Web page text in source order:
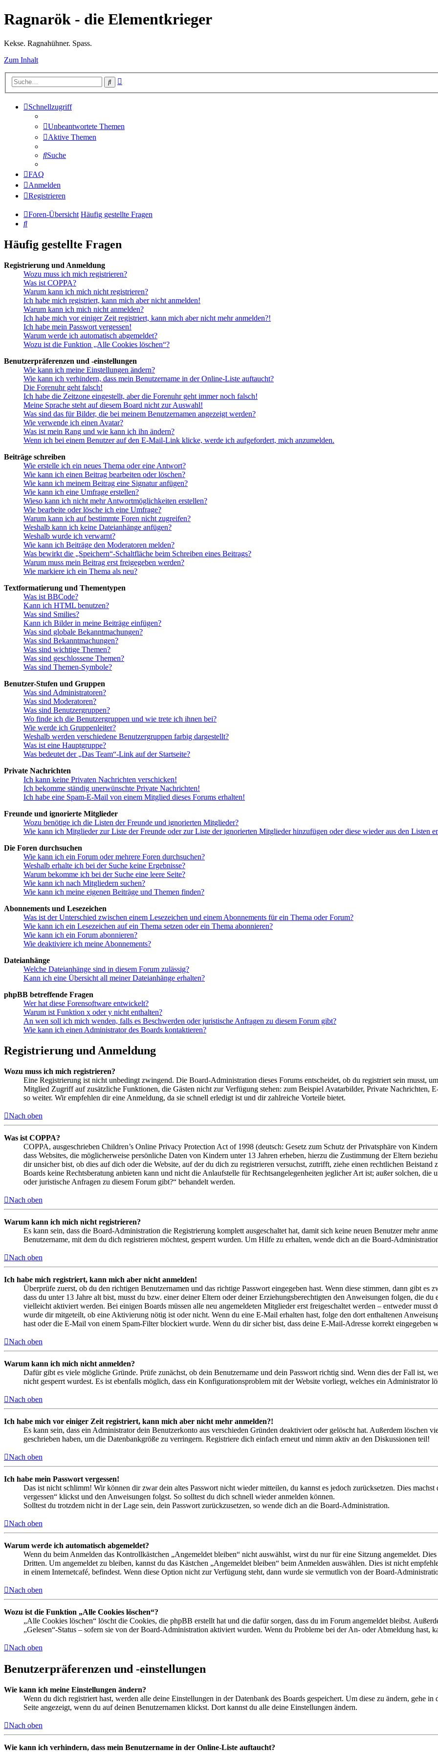
Ragnarök - die Elementkrieger
Kekse. Ragnahühner. Spass.
Zum Inhalt
Suche
Schnellzugriff
Unbeantwortete Themen
Aktive Themen
Suche
FAQ
Anmelden
Registrieren
Foren-Übersicht Häufig gestellte Fragen
Suche
Häufig gestellte Fragen
Registrierung und Anmeldung
Wozu muss ich mich registrieren?
Was ist COPPA?
Warum kann ich mich nicht registrieren?
Ich habe mich registriert, kann mich aber nicht anmelden!
Warum kann ich mich nicht anmelden?
Ich habe mich vor einiger Zeit registriert, kann mich aber nicht mehr anmelden?!
Ich habe mein Passwort vergessen!
Warum werde ich automatisch abgemeldet?
Wozu ist die Funktion „Alle Cookies löschen“?
Benutzerpräferenzen und -einstellungen
Wie kann ich meine Einstellungen ändern?
Wie kann ich verhindern, dass mein Benutzername in der Online-Liste auftaucht?
Die Forenuhr geht falsch!
Ich habe die Zeitzone eingestellt, aber die Forenuhr geht immer noch falsch!
Meine Sprache steht auf diesem Board nicht zur Auswahl!
Was sind das für Bilder, die bei meinem Benutzernamen angezeigt werden?
Wie verwende ich einen Avatar?
Was ist mein Rang und wie kann ich ihn ändern?
Wenn ich bei einem Benutzer auf den E-Mail-Link klicke, werde ich aufgefordert, mich anzumelden.
Beiträge schreiben
Wie erstelle ich ein neues Thema oder eine Antwort?
Wie kann ich einen Beitrag bearbeiten oder löschen?
Wie kann ich meinem Beitrag eine Signatur anfügen?
Wie kann ich eine Umfrage erstellen?
Wieso kann ich nicht mehr Antwortmöglichkeiten erstellen?
Wie bearbeite oder lösche ich eine Umfrage?
Warum kann ich auf bestimmte Foren nicht zugreifen?
Weshalb kann ich keine Dateianhänge anfügen?
Weshalb wurde ich verwarnt?
Wie kann ich Beiträge den Moderatoren melden?
Was bewirkt die „Speichern“-Schaltfläche beim Schreiben eines Beitrags?
Warum muss mein Beitrag erst freigegeben werden?
Wie markiere ich ein Thema als neu?
Textformatierung und Thementypen
Was ist BBCode?
Kann ich HTML benutzen?
Was sind Smilies?
Kann ich Bilder in meine Beiträge einfügen?
Was sind globale Bekanntmachungen?
Was sind Bekanntmachungen?
Was sind wichtige Themen?
Was sind geschlossene Themen?
Was sind Themen-Symbole?
Benutzer-Stufen und Gruppen
Was sind Administratoren?
Was sind Moderatoren?
Was sind Benutzergruppen?
Wo finde ich die Benutzergruppen und wie trete ich ihnen bei?
Wie werde ich Gruppenleiter?
Weshalb werden verschiedene Benutzergruppen farbig dargestellt?
Was ist eine Hauptgruppe?
Was bedeutet der „Das Team“-Link auf der Startseite?
Private Nachrichten
Ich kann keine Privaten Nachrichten verschicken!
Ich bekomme ständig unerwünschte Private Nachrichten!
Ich habe eine Spam-E-Mail von einem Mitglied dieses Forums erhalten!
Freunde und ignorierte Mitglieder
Wozu benötige ich die Listen der Freunde und ignorierten Mitglieder?
Wie kann ich Mitglieder zur Liste der Freunde oder zur Liste der ignorierten Mitglieder hinzufügen oder diese wieder aus den Listen
Die Foren durchsuchen
Wie kann ich ein Forum oder mehrere Foren durchsuchen?
Weshalb erhalte ich bei der Suche keine Ergebnisse?
Warum bekomme ich bei der Suche eine leere Seite?
Wie kann ich nach Mitgliedern suchen?
Wie kann ich meine eigenen Beiträge und Themen finden?
Abonnements und Lesezeichen
Was ist der Unterschied zwischen einem Lesezeichen und einem Abonnements für ein Thema oder Forum?
Wie kann ich ein Lesezeichen auf ein Thema setzen oder ein Thema abonnieren?
Wie kann ich ein Forum abonnieren?
Wie deaktiviere ich meine Abonnements?
Dateianhänge
Welche Dateianhänge sind in diesem Forum zulässig?
Kann ich eine Übersicht all meiner Dateianhänge erhalten?
phpBB betreffende Fragen
Wer hat diese Forensoftware entwickelt?
Warum ist Funktion x oder y nicht enthalten?
An wen soll ich mich wenden, falls es Beschwerden oder juristische Anfragen zu diesem Forum gibt?
Wie kann ich einen Administrator des Boards kontaktieren?
Registrierung und Anmeldung
Wozu muss ich mich registrieren?
Eine Registrierung ist nicht unbedingt zwingend. Die Board-Administration dieses Forums entscheidet, ob du registriert sein musst,
Mitglied Zugriff auf zusätzliche Funktionen, die Gästen nicht zur Verfügung stehen: zum Beispiel Avatarbilder, Private Nachrichten,
so weiter. Wir empfehlen dir eine Anmeldung, da sie schnell erledigt ist und dir zahlreiche Vorteile bietet.
Nach oben
Was ist COPPA?
COPPA, ausgeschrieben Children’s Online Privacy Protection Act of 1998 (deutsch: Gesetz zum Schutz der Privatsphäre von
dass Websites, die möglicherweise persönliche Daten von Kindern unter 13 Jahren erheben, hierzu die Zustimmung der Eltern
dir unsicher bist, ob dies auf dich oder die Website, auf der du dich zu registrieren versuchst, zutrifft, ziehe einen rechtlichen
Boards keine Rechtsberatung anbieten kann und nicht die Anlaufstelle für Rechtsangelegenheiten jeglicher Art ist; außer solchen,
oder juristische Anfragen zu diesem Forum gibt?“ behandelt werden.
Nach oben
Warum kann ich mich nicht registrieren?
Es kann sein, dass die Board-Administration die Registrierung komplett ausgeschaltet hat, damit sich keine neuen Benutzer mehr
Benutzername, mit dem du dich registrieren möchtest, gesperrt wurden. Um Hilfe zu erhalten, wende dich an die Board-
Nach oben
Ich habe mich registriert, kann mich aber nicht anmelden!
Überprüfe zuerst, ob du den richtigen Benutzernamen und das richtige Passwort eingegeben hast. Wenn diese stimmen, dann gibt es
dass du unter 13 Jahre alt bist, musst du bzw. einer deiner Eltern oder deiner Erziehungsberechtigten den Anweisungen folgen, die
vielleicht aktiviert werden. Bei einigen Boards müssen alle neu angemeldeten Mitglieder erst freigeschaltet werden – entweder musst
wurde dir mitgeteilt, ob eine Aktivierung nötig ist oder nicht. Wenn du eine E-Mail erhalten hast, folge den dort enthaltenen
hast oder die E-Mail von einem Spam-Filter blockiert wurde. Wenn du dir sicher bist, dass deine E-Mail-Adresse korrekt eingegeben
Nach oben
Warum kann ich mich nicht anmelden?
Dafür gibt es viele mögliche Gründe. Prüfe zunächst, ob dein Benutzername und dein Passwort richtig sind. Wenn dies der Fall ist,
nicht gesperrt wurdest. Es ist ebenfalls möglich, dass ein Konfigurationsproblem mit der Website vorliegt, welches ein Administrator
Nach oben
Ich habe mich vor einiger Zeit registriert, kann mich aber nicht mehr anmelden?!
Es kann sein, dass ein Administrator dein Benutzerkonto aus verschieden Gründen deaktiviert oder gelöscht hat. Außerdem löschen
geschrieben haben, um die Datenbankgröße zu verringern. Registriere dich einfach erneut und nimm aktiv an den Diskussionen teil!
Nach oben
Ich habe mein Passwort vergessen!
Das ist nicht schlimm! Wir können dir zwar dein altes Passwort nicht wieder mitteilen, du kannst es jedoch zurücksetzen. Dies
vergessen“ klickst und den Anweisungen folgst. So solltest du dich schnell wieder anmelden können.
Solltest du trotzdem nicht in der Lage sein, dein Passwort zurückzusetzen, so wende dich an die Board-Administration.
Nach oben
Warum werde ich automatisch abgemeldet?
Wenn du beim Anmelden das Kontrollkästchen „Angemeldet bleiben“ nicht auswählst, wirst du nur für eine Sitzung angemeldet.
Dritten. Um angemeldet zu bleiben, kannst du das Kästchen „Angemeldet bleiben“ beim Anmelden auswählen. Dies ist nicht
in einem Internetcafé, befindest. Wenn diese Option nicht zur Verfügung steht, dann wurde sie vermutlich von der Board-
Nach oben
Wozu ist die Funktion „Alle Cookies löschen“?
„Alle Cookies löschen“ löscht die Cookies, die phpBB erstellt hat und die dafür sorgen, dass du im Forum angemeldet bleibst.
„Gelesen“-Status – sofern sie von der Board-Administration aktiviert wurden. Wenn du Probleme bei der An- oder Abmeldung hast,
Nach oben
Benutzerpräferenzen und -einstellungen
Wie kann ich meine Einstellungen ändern?
Wenn du dich registriert hast, werden alle deine Einstellungen in der Datenbank des Boards gespeichert. Um diese zu ändern, gehe
Seite angezeigt, wenn du auf deinen Benutzernamen klickst. Dort kannst du alle deine Einstellungen ändern.
Nach oben
Wie kann ich verhindern, dass mein Benutzername in der Online-Liste auftaucht?